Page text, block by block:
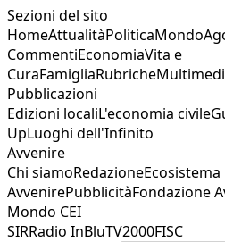
Sezioni del sito
HomeAttualitàPoliticaMondo
CommentiEconomiaVita e
CuraFamigliaRubriche
Pubblicazioni
Edizioni localiL'economia civile
UpLuoghi dell'Infinito
Avvenire
Chi siamoRedazioneEcosistema
AvvenirePubblicitàFondazione
Mondo CEI
SIRRadio InBluTV2000FISC